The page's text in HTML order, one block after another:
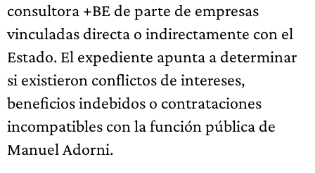
consultora +BE de parte de empresas
vinculadas directa o indirectamente con el
Estado. El expediente apunta a determinar
si existieron conflictos de intereses,
beneficios indebidos o contrataciones
incompatibles con la función pública de
Manuel Adorni.